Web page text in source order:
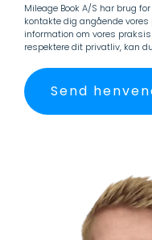
Mileage Book A/S har brug
kontakte dig angående vores
information om vores
respektere dit privatliv, kan